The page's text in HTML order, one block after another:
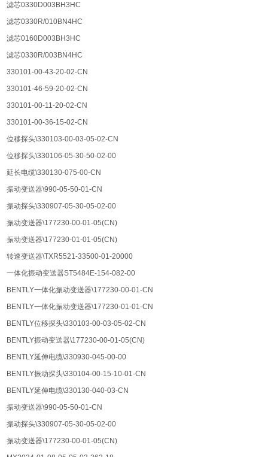
滤芯0330D003BH3HC
滤芯0330R/010BN4HC
滤芯0160D003BH3HC
滤芯0330R/003BN4HC
330101-00-43-20-02-CN
330101-46-59-20-02-CN
330101-00-11-20-02-CN
330101-00-36-15-02-CN
位移探头\330103-00-03-05-02-CN
位移探头\330106-05-30-50-02-00
延长电缆\330130-075-00-CN
振动变送器\990-05-50-01-CN
振动探头\330907-05-30-05-02-00
振动变送器\177230-00-01-05(CN)
振动变送器\177230-01-01-05(CN)
转速变送器\TXR5521-33500-01-20000
一体化振动变送器ST5484E-154-082-00
BENTLY一体化振动变送器\177230-00-01-CN
BENTLY一体化振动变送器\177230-01-01-CN
BENTLY位移探头\330103-00-03-05-02-CN
BENTLY振动变送器\177230-00-01-05(CN)
BENTLY延伸电缆\330930-045-00-00
BENTLY振动探头\330104-00-15-10-01-CN
BENTLY延伸电缆\330130-040-03-CN
振动变送器\990-05-50-01-CN
振动探头\330907-05-30-05-02-00
振动变送器\177230-00-01-05(CN)